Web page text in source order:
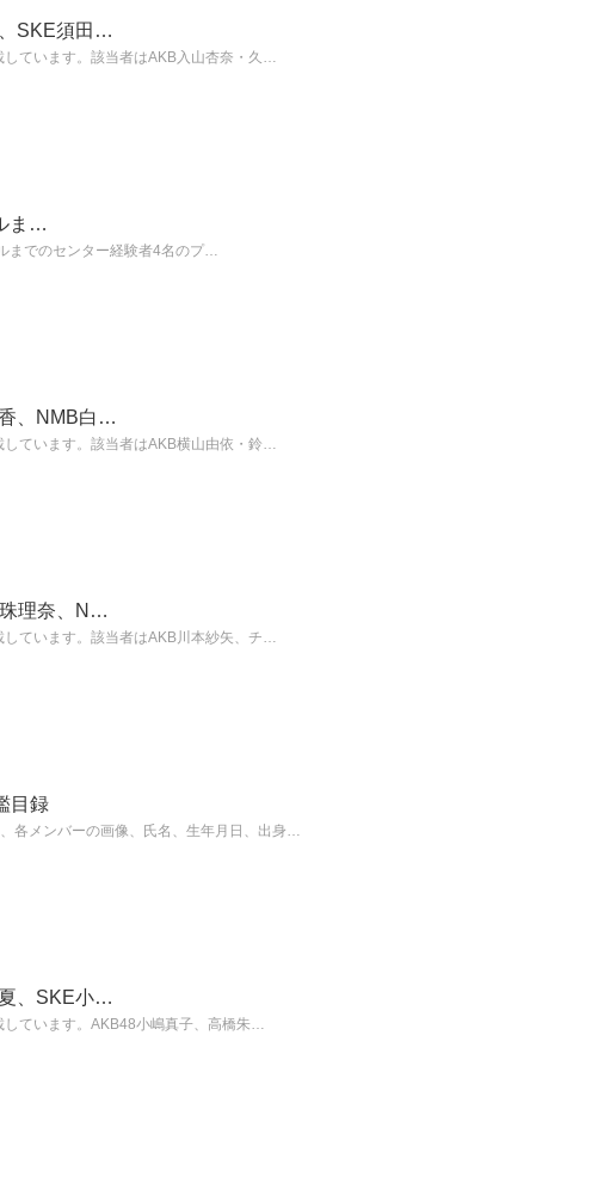
SKE須田…
ています。該当者はAKB入山杏奈・久…
ま…
までのセンター経験者4名のプ…
、NMB白…
ています。該当者はAKB横山由依・鈴…
理奈、N…
ています。該当者はAKB川本紗矢、チ…
目録
各メンバーの画像、氏名、生年月日、出身…
、SKE小…
ています。AKB48小嶋真子、高橋朱…